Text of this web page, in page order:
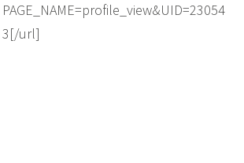
PAGE_NAME=profile_view&UID=23054
3[/url]